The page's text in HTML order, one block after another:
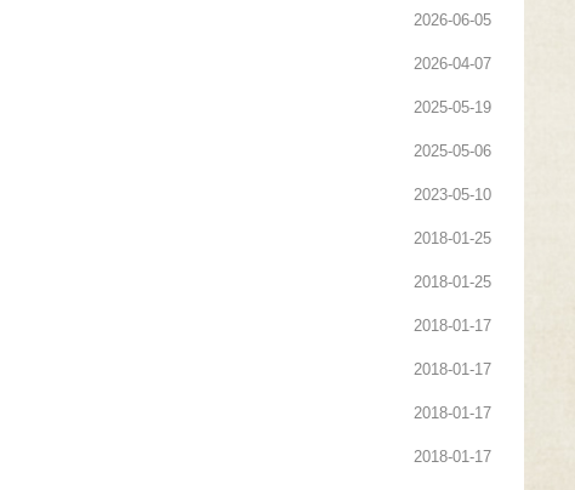
2026-06-05
2026-04-07
2025-05-19
2025-05-06
2023-05-10
2018-01-25
2018-01-25
2018-01-17
2018-01-17
2018-01-17
2018-01-17